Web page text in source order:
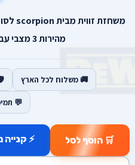
מהירות 3 מצבי עבודה קוטר דיסק 9 אינץ.
🚚 משלוח לכל הארץ
💬
🛒 הוסף לסל ⚡ קנייה